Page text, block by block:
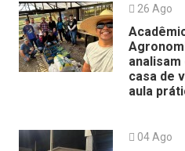
26 Ago
casa de
aula
04 Ago